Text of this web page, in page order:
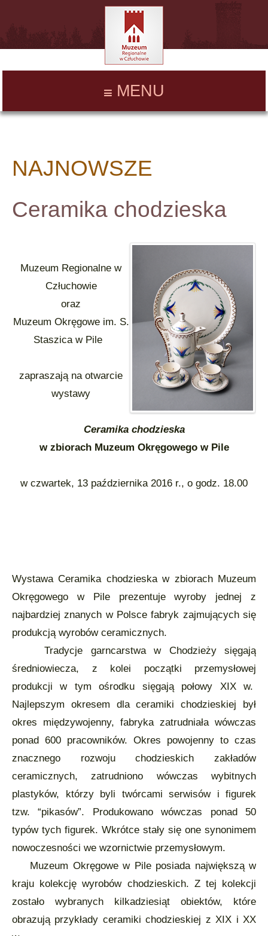
MENU
NAJNOWSZE
Ceramika chodzieska
Muzeum Regionalne w
Człuchowie
oraz
Muzeum Okręgowe im. S.
Staszica w Pile
zapraszają na otwarcie
wystawy
Ceramika chodzieska
w zbiorach Muzeum Okręgowego w Pile
w czwartek, 13 października 2016 r., o godz. 18.00
Wystawa Ceramika chodzieska w zbiorach Muzeum
Okręgowego w Pile prezentuje wyroby jednej z
najbardziej znanych w Polsce fabryk zajmujących się
produkcją wyrobów ceramicznych.
Tradycje garncarstwa w Chodzieży sięgają
średniowiecza, z kolei początki przemysłowej
produkcji w tym ośrodku sięgają połowy XIX w.
Najlepszym okresem dla ceramiki chodzieskiej był
okres międzywojenny, fabryka zatrudniała wówczas
ponad 600 pracowników. Okres powojenny to czas
znacznego rozwoju chodzieskich zakładów
ceramicznych, zatrudniono wówczas wybitnych
plastyków, którzy byli twórcami serwisów i figurek
tzw. “pikasów”. Produkowano wówczas ponad 50
typów tych figurek. Wkrótce stały się one synonimem
nowoczesności we wzornictwie przemysłowym.
Muzeum Okręgowe w Pile posiada największą w
kraju kolekcję wyrobów chodzieskich. Z tej kolekcji
zostało wybranych kilkadziesiąt obiektów, które
obrazują przykłady ceramiki chodzieskiej z XIX i XX